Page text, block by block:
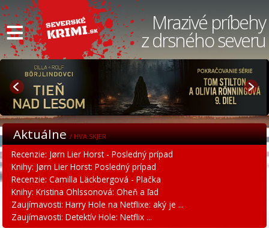
≡ Mrazivé príbehy
z drsného severu
Aktuálne/ HVA SKJER
Recenzie: Jørn Lier Horst - Posledný prípad
Knihy: Jørn Lier Horst: Posledný prípad
Recenzie: Camilla Läckbergová - Plačka
Knihy: Kristina Ohlssonová: Oheň a ľad
Zaujímavosti: Harry Hole na Netflixe: aký je ...
Zaujímavosti: Detektív Hole: Netflix ...